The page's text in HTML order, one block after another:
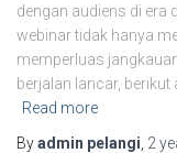
dengan audiens di era
webinar tidak hanya
memperluas
berjalan lancar,
Read more
Byadmin pelangi 2